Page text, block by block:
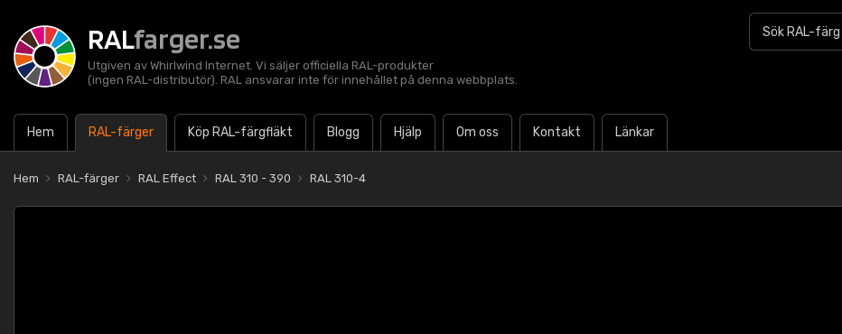
RALfarger.se
Utgiven av Whirlwind Internet. Vi säljer officiella RAL-produkter
(ingen RAL-distributör). RAL ansvarar inte för innehållet på denna webbplats.
Hem RAL-färger Köp RAL-färgfläkt Blogg Hjälp Om oss Kontakt Länkar
Hem RAL-färger RAL Effect RAL 310 - 390 RAL 310-4